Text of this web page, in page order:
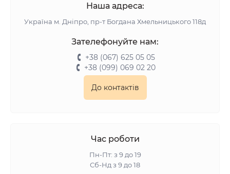
Наша адреса:
Українa м. Дніпро, пр-т Богдана Хмельницького 118д
Зателефонуйте нам:
+38 (067) 625 05 05
+38 (099) 069 02 20
До контактів
Час роботи
Пн-Пт: з 9 до 19
Сб-Нд з 9 до 18